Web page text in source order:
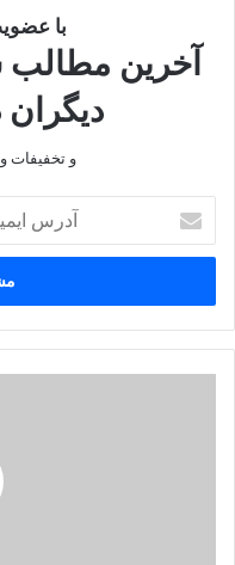
با
آخرین مطالب
دیگران
و تخفیفات
ایمیل
خود
وارد
کنید